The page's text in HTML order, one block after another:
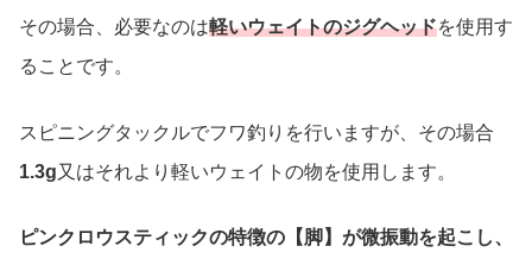
その場合、必要なのは軽いウェイトのジグヘッドを使用す
ることです。
スピニングタックルでフワ釣りを行いますが、その場合
1.3g又はそれより軽いウェイトの物を使用します。
ピンクロウスティックの特徴の【脚】が微振動を起こし、